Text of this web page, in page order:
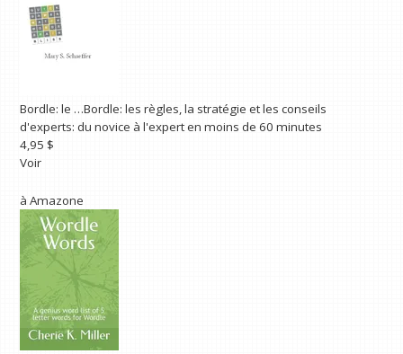
Bordle: le …Bordle: les règles, la stratégie et les conseils
d'experts: du novice à l'expert en moins de 60 minutes
4,95 $
Voir
àAmazone